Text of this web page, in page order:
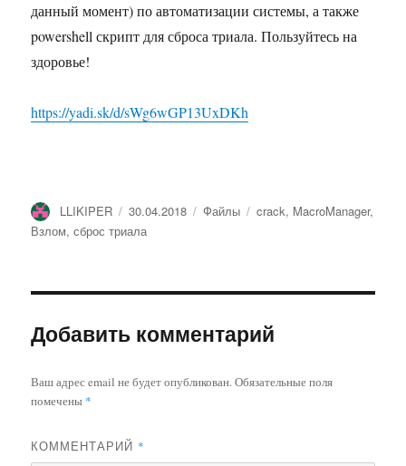
данный момент) по автоматизации системы, а также
powershell скрипт для сброса триала. Пользуйтесь на
здоровье!
https://yadi.sk/d/sWg6wGP13UxDKh
Автор
LLIKIPER Опубликовано
30.04.2018 Рубрики
Файлы Метки
crack, MacroManager,
Взлом,сброс триала
Добавить комментарий
Ваш адрес email не будет опубликован.Обязательные поля
помечены *
КОММЕНТАРИЙ *